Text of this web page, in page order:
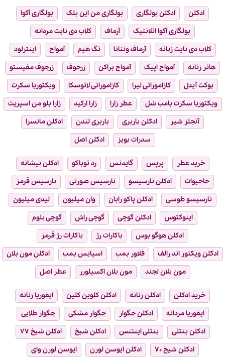
ادکلن ادکلن بولگاری بولگاری من این بلک
بولگاری آکوا
بولگاری آکوا اتلانتیک
آرماف
کلاب دی نایت مردانه
کلاب دی نایت زنانه
آرماف ونتانا تگ هیم آمواج
اینترلود
هانر زنانه
آمواج اپیک آمواج براکن زرجوف
زرجوف مفیستو
بوکت آیدل
کازاموراتی لیرا کازاموراتی لاتوسکا
ویکتوریا سکرت
ویکتوریا سکرت بامب شل
عطر زارا زارا ارکید
زارا بلو من اسپریت
آنجلز شیر
ادکلن باربری باربری لندن
ادکلن مانسرا
سدرات بویز
ادکلن اصل
خرید عطر پرپس گایدنس رد توباکو
ادکلن نیشانه
حاجیوات
ادکلن نارسیسو نارسیس صورتی
نارسیس قرمز
نارسیسو طوسی
ادکلن پاکو رابان وان میلیون
لیدی میلیون
اینوکتوس
ادکلن گوچی گوچی راش
گوچی بلوم
ادکلن هوگو بوس
باکارات رژ
باکارات رژ قرمز
ادکلن ویکتور اند رالف
فلاور بمب اسپایس بمب
ادکلن مون بلان
مون بلان لجند
مون بلان اکسپلورر عطر اصل
خرید ادکلن ادکلن زنانه ادکلن کلوین کلین
ایفوریا زنانه
ایفوریا مردانه
ادکلن جگوار جگوار مشکی
جگوار طلایی
ادکلن بنتلی
بنتلی اینتنس ادکلن شیخ
ادکلن شیخ ۷۷
ادکلن شیخ ۷۰
ادکلن ایوسن لورن
ایوسن لورن وای